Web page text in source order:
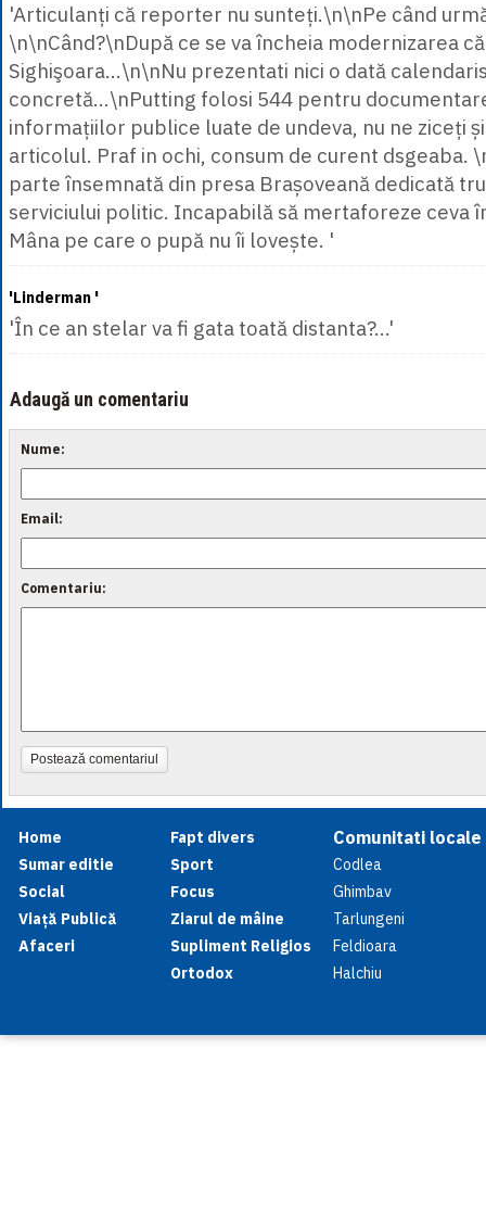
'Articulanți că reporter nu sunteți.\n\nPe când
\n\nCând?\nDupă ce se va încheia modernizarea
Sighişoara...\n\nNu prezentati nici o dată
concretă...\nPutting folosi 544 pentru
informațiilor publice luate de undeva, nu ne ziceți
articolul. Praf in ochi, consum de curent dsgeaba.
parte însemnată din presa Brașoveană dedicată
serviciului politic. Incapabilă să mertaforeze ceva
Mâna pe care o pupă nu îi lovește. '
'Linderman '
'În ce an stelar va fi gata toată distanta?...'
Adaugă un comentariu
Nume:
Email:
Comentariu:
Postează comentariul
Home
Sumar editie
Social
Viață Publică
Afaceri
Fapt divers
Sport
Focus
Ziarul de mâine
Supliment Religios
Ortodox
Comunitati locale
Codlea
Ghimbav
Tarlungeni
Feldioara
Halchiu